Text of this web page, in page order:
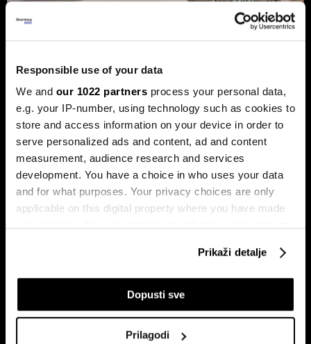
Responsible use of your data
We and our 1022 partners process your personal data,
e.g. your IP-number, using technology such as cookies to
store and access information on your device in order to
serve personalized ads and content, ad and content
measurement, audience research and services
development. You have a choice in who uses your data
and for what purposes. Your privacy choices are only
applicable on this digital property where you have made
If you allow, we would also like to:
Collect information about your geographical
Prikaži detalje
Dopusti sve
Prilagodi
milijardersko turističko carstvo
porodice Castro
Sukob oko Kube je sukob oko tri četvrtine ekonomije pod
okriljem koncerna Gaesa.